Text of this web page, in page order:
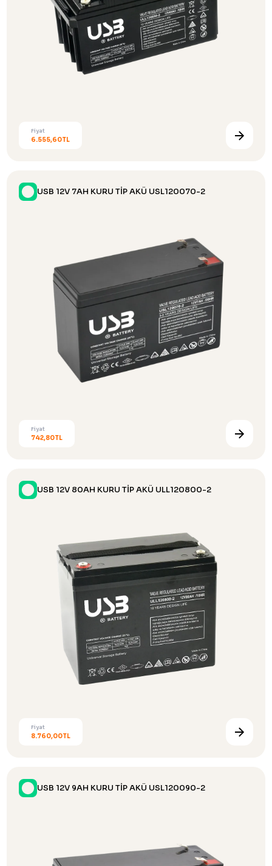
Fiyat
6.555,60TL
USB 12V 7AH KURU TİP AKÜ USL120070-2
Fiyat
742,80TL
USB 12V 80AH KURU TİP AKÜ ULL120800-2
Fiyat
8.760,00TL
USB 12V 9AH KURU TİP AKÜ USL120090-2